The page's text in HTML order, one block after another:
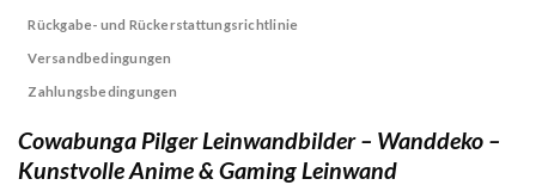
Rückgabe- und Rückerstattungsrichtlinie
Versandbedingungen
Zahlungsbedingungen
Cowabunga Pilger Leinwandbilder – Wanddeko –
Kunstvolle Anime & Gaming Leinwand